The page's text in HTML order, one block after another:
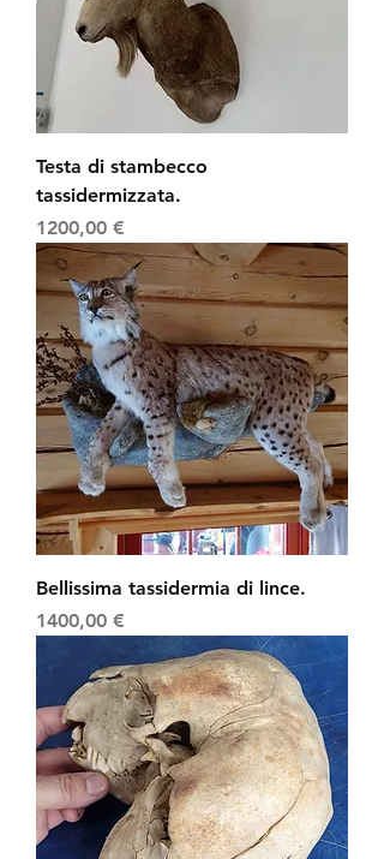
Testa di stambecco
tassidermizzata.
Prezzo
1200,00 €
Bellissima tassidermia di lince.
Prezzo
1400,00 €